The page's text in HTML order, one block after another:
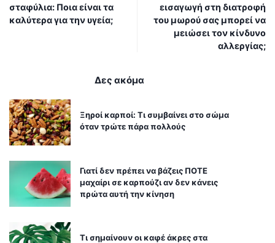
σταφύλια: Ποια είναι τα
καλύτερα για την υγεία;
εισαγωγή στη διατροφή
του μωρού σας μπορεί να
μειώσει τον κίνδυνο
αλλεργίας;
Δες ακόμα
Ξηροί καρποί: Τι συμβαίνει στο σώμα
όταν τρώτε πάρα πολλούς
Γιατί δεν πρέπει να βάζεις ΠΟΤΕ
μαχαίρι σε καρπούζι αν δεν κάνεις
πρώτα αυτή την κίνηση
Τι σημαίνουν οι καφέ άκρες στα